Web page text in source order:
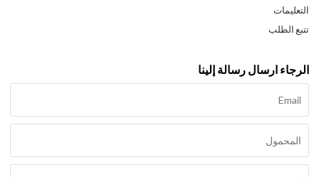
التعليمات
تتبع الطلب
الرجاء ارسال رسالة إلينا